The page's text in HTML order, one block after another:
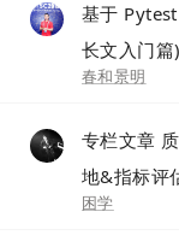
基于
长文入门篇)
春和景明
专栏文章
地&指标评
困学